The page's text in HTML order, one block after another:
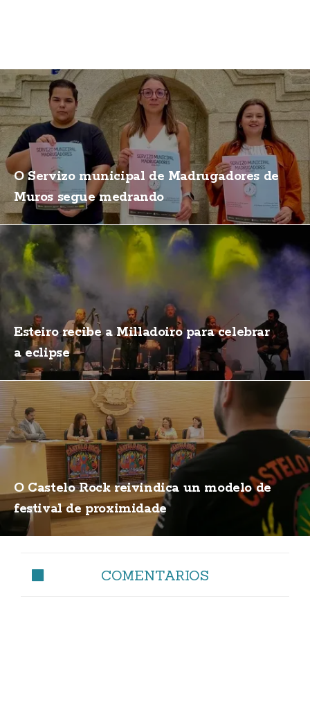
O Servizo municipal de Madrugadores de
Muros segue medrando
Esteiro recibe a Milladoiro para celebrar
a eclipse
O Castelo Rock reivindica un modelo de
festival de proximidade
COMENTARIOS